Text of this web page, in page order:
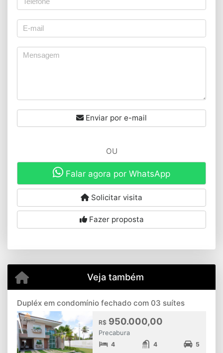
Enviar por e-mail
OU
Falar agora por WhatsApp
Solicitar visita
Fazer proposta
Veja também
Dupléx em condomínio fechado com 03 suítes
R$ 950.000,00
Precabura
4 4 5